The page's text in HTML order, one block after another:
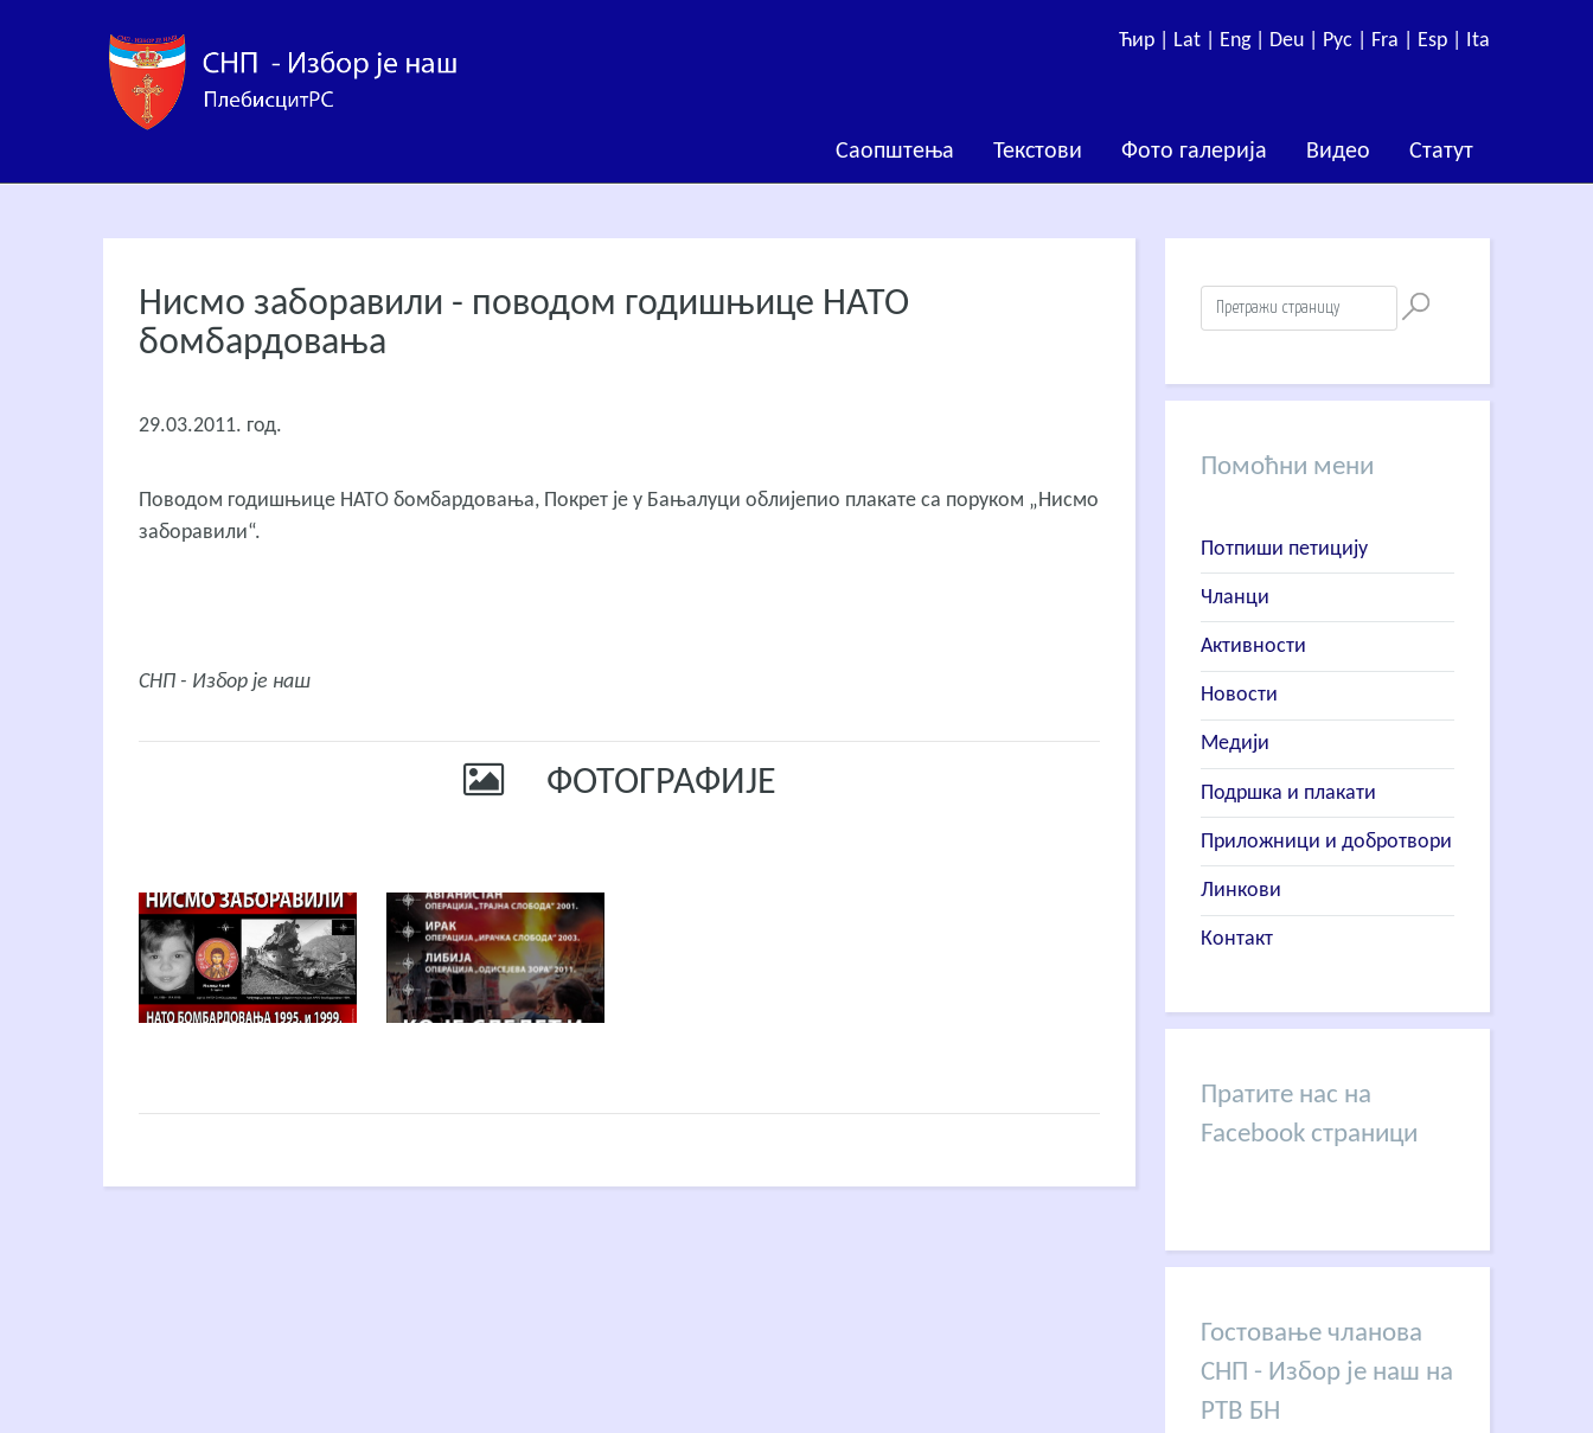
Ћир | Lat | Eng | Deu | Рус | Fra | Esp | Ita
Саопштења Текстови Фото галерија Видео Статут
Нисмо заборавили - поводом годишњице НАТО
бомбардовања
29.03.2011. год.
Поводом годишњице НАТО бомбардовања, Покрет је у Бањалуци облијепио плакате са поруком „Нисмо
заборавили“.
СНП - Избор је наш
ФОТОГРАФИЈЕ
Помоћни мени
Потпиши петицију
Чланци
Активности
Новости
Медији
Подршка и плакати
Приложници и добротвори
Линкови
Контакт
Пратите нас на
Facebook страници
Гостовање чланова
СНП - Избор је наш на
РТВ БН